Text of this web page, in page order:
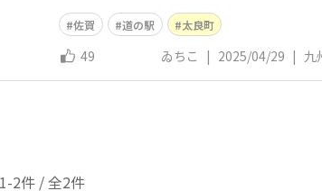
佐賀 道の駅 太良町
49 ゐちこ | 2025/04/29 | 九
1-2件 / 全2件